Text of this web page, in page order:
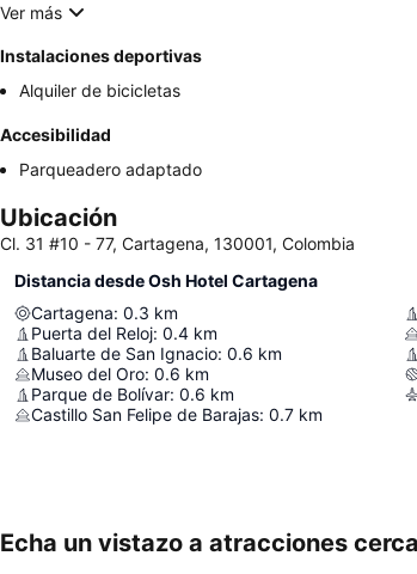
Ver más
Instalaciones deportivas
Alquiler de bicicletas
Accesibilidad
Parqueadero adaptado
Ubicación
Cl. 31 #10 - 77, Cartagena, 130001, Colombia
Distancia desde Osh Hotel Cartagena
Cartagena: 0.3 km
Puerta del Reloj: 0.4 km
Baluarte de San Ignacio: 0.6 km
Museo del Oro: 0.6 km
Parque de Bolívar: 0.6 km
Castillo San Felipe de Barajas: 0.7 km
Echa un vistazo a atracciones